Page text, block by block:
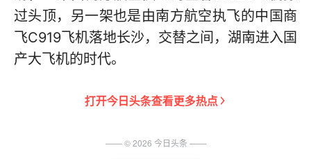
过头顶，另一架也是由南方航空执飞的中国商
飞C919飞机落地长沙，交替之间，湖南进入国
产大飞机的时代。
打开今日头条查看更多热点
—— ©2026 今日头条 ——